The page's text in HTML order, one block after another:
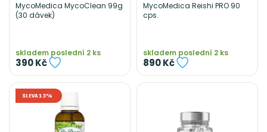
MycoMedica MycoClean 99g
(30 dávek)
skladem poslední 2 ks
390 Kč
MycoMedica Reishi PRO 90
cps.
skladem poslední 2 ks
890 Kč
SLEVA 13%